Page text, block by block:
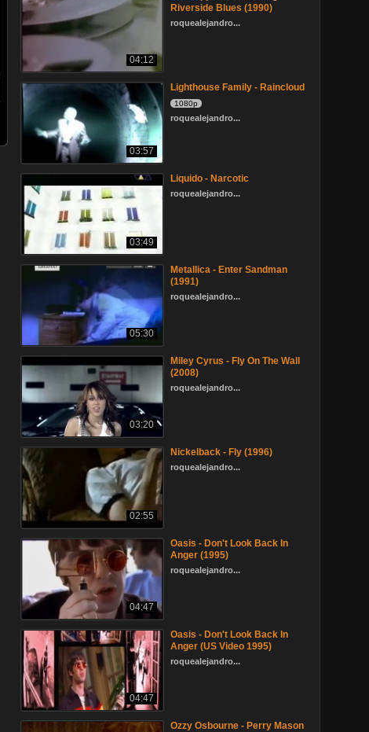
04:12
Riverside Blues (1990)
roquealejandro...
03:57
Lighthouse Family - Raincloud
1080p
roquealejandro...
03:49
Liquido - Narcotic
roquealejandro...
05:30
Metallica - Enter Sandman
(1991)
roquealejandro...
03:20
Miley Cyrus - Fly On The Wall
(2008)
roquealejandro...
02:55
Nickelback - Fly (1996)
roquealejandro...
04:47
Oasis - Don't Look Back In
Anger (1995)
roquealejandro...
04:47
Oasis - Don't Look Back In
Anger (US Video 1995)
roquealejandro...
Ozzy Osbourne - Perry Mason